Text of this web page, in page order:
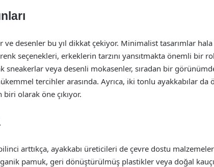
ve desenler bu yıl dikkat çekiyor. Minimalist tasarımlar
seçenekleri, erkeklerin tarzını yansıtmakta önemli bir rol
sneakerlar veya desenli mokasenler, sıradan bir
tercihler arasında. Ayrıca, iki tonlu ayakkabılar da
olarak öne çıkıyor.
arttıkça, ayakkabı üreticileri de çevre dostu malzemeler
pamuk, geri dönüştürülmüş plastikler veya doğal